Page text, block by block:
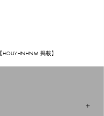
【HOUYHNHNM 掲載】